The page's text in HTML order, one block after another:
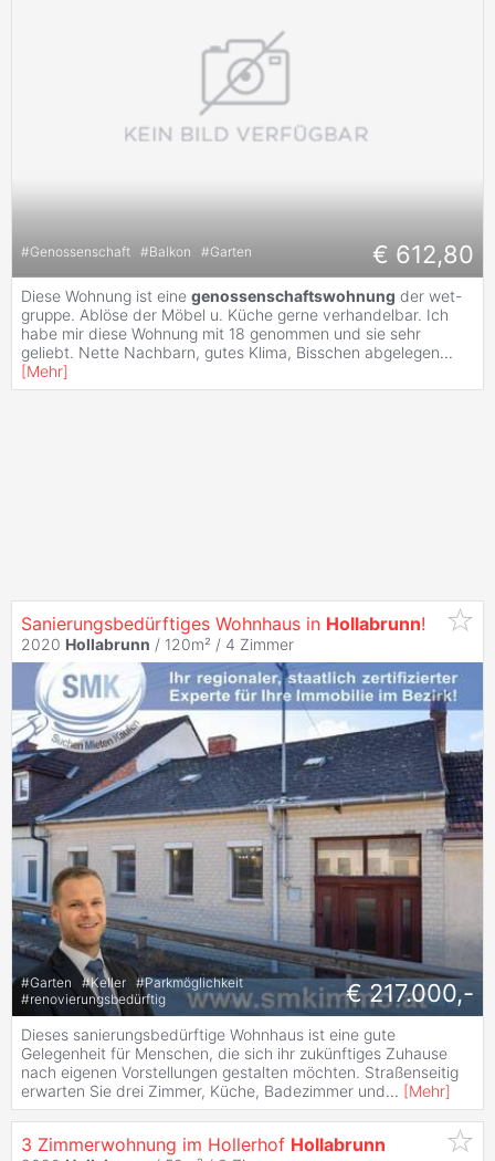
#Genossenschaft #Balkon #Garten € 612,80
Diese Wohnung ist eine genossenschaftswohnung der wet-
gruppe. Ablöse der Möbel u. Küche gerne verhandelbar. Ich
habe mir diese Wohnung mit 18 genommen und sie sehr
geliebt. Nette Nachbarn, gutes Klima, Bisschen abgelegen...
[Mehr]
Sanierungsbedürftiges Wohnhaus in Hollabrunn!
2020 Hollabrunn / 120m² / 4 Zimmer
#Garten #Keller #Parkmöglichkeit
#renovierungsbedürftig € 217.000,-
Dieses sanierungsbedürftige Wohnhaus ist eine gute
Gelegenheit für Menschen, die sich ihr zukünftiges Zuhause
nach eigenen Vorstellungen gestalten möchten. Straßenseitig
erwarten Sie drei Zimmer, Küche, Badezimmer und... [Mehr]
3 Zimmerwohnung im Hollerhof Hollabrunn